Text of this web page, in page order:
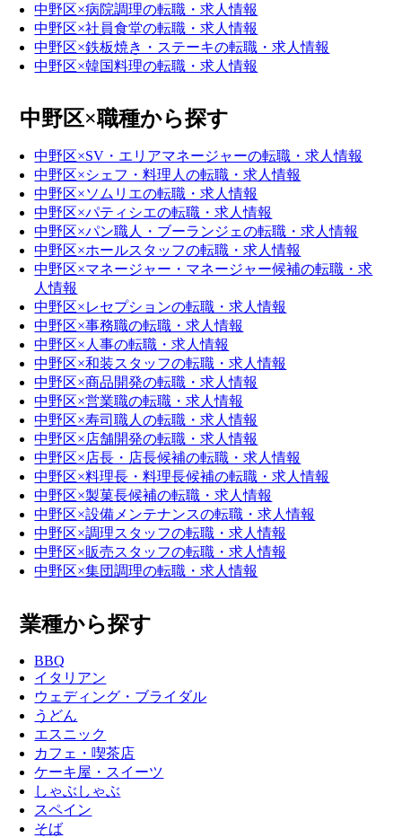
中野区×病院調理の転職・求人情報
中野区×社員食堂の転職・求人情報
中野区×鉄板焼き・ステーキの転職・求人情報
中野区×韓国料理の転職・求人情報
中野区×職種から探す
中野区×SV・エリアマネージャーの転職・求人情報
中野区×シェフ・料理人の転職・求人情報
中野区×ソムリエの転職・求人情報
中野区×パティシエの転職・求人情報
中野区×パン職人・ブーランジェの転職・求人情報
中野区×ホールスタッフの転職・求人情報
中野区×マネージャー・マネージャー候補の転職・求
人情報
中野区×レセプションの転職・求人情報
中野区×事務職の転職・求人情報
中野区×人事の転職・求人情報
中野区×和装スタッフの転職・求人情報
中野区×商品開発の転職・求人情報
中野区×営業職の転職・求人情報
中野区×寿司職人の転職・求人情報
中野区×店舗開発の転職・求人情報
中野区×店長・店長候補の転職・求人情報
中野区×料理長・料理長候補の転職・求人情報
中野区×製菓長候補の転職・求人情報
中野区×設備メンテナンスの転職・求人情報
中野区×調理スタッフの転職・求人情報
中野区×販売スタッフの転職・求人情報
中野区×集団調理の転職・求人情報
業種から探す
BBQ
イタリアン
ウェディング・ブライダル
うどん
エスニック
カフェ・喫茶店
ケーキ屋・スイーツ
しゃぶしゃぶ
スペイン
そば